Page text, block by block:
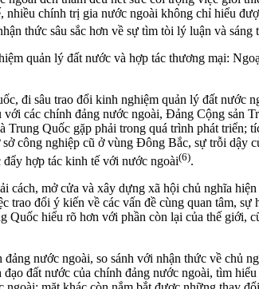
chính trị gia nước ngoài không chỉ hiểu
thức sâu sắc hơn về sự tìm tòi lý luận và
quản lý đất nước và hợp tác thương mại:
đi sâu trao đổi kinh nghiệm quản lý đất nước
các chính đảng nước ngoài, Đảng Cộng sản
Quốc gặp phải trong quá trình phát
công nghiệp cũ ở vùng Đông Bắc, sự trỗi dậy
hợp tác kinh tế với nước ngoài(6).
cách, mở cửa và xây dựng xã hội chủ nghĩa
đổi ý kiến ​​về các vấn đề cùng quan tâm,
hiểu rõ hơn với phần còn lại của thế giới,
nước ngoài, so sánh với nhận thức về chủ
đất nước của chính đảng nước ngoài, tìm